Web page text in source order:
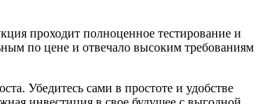
проходит полноценное тестирование и
по цене и отвечало высоким требованиям
Убедитесь сами в простоте и удобстве